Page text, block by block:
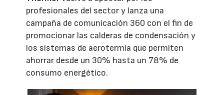
profesionales del sector y lanza una
campaña de comunicación 360 con el fin de
promocionar las calderas de condensación y
los sistemas de aerotermia que permiten
ahorrar desde un 30% hasta un 78% de
consumo energético.